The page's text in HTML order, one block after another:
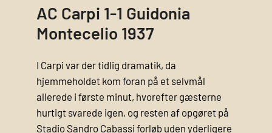
AC Carpi 1-1 Guidonia
Montecelio 1937
I Carpi var der tidlig dramatik, da
hjemmeholdet kom foran på et selvmål
allerede i første minut, hvorefter gæsterne
hurtigt svarede igen, og resten af opgøret på
Stadio Sandro Cabassi forløb uden yderligere